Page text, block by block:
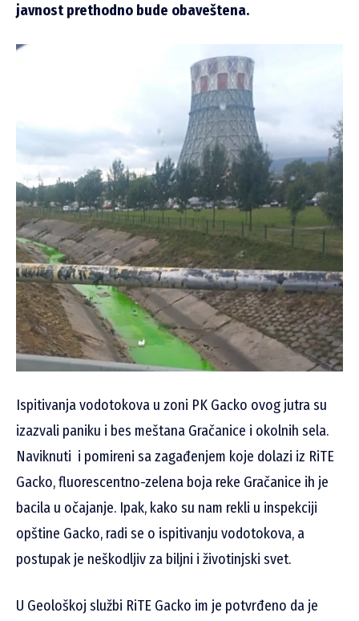
javnost prethodno bude obaveštena.
Ispitivanja vodotokova u zoni PK Gacko ovog jutra su
izazvali paniku i bes meštana Gračanice i okolnih sela.
Naviknuti i pomireni sa zagađenjem koje dolazi iz RiTE
Gacko, fluorescentno-zelena boja reke Gračanice ih je
bacila u očajanje. Ipak, kako su nam rekli u inspekciji
opštine Gacko, radi se o ispitivanju vodotokova, a
postupak je neškodljiv za biljni i životinjski svet.
U Geološkoj službi RiTE Gacko im je potvrđeno da je